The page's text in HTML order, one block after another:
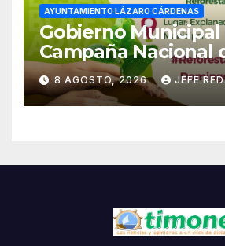
AYUNTAMIENTO LÁZARO CÁRDENAS
Gobierno Municipal
Campaña Nacional
Reforestación
8 AGOSTO, 2026 JEFE